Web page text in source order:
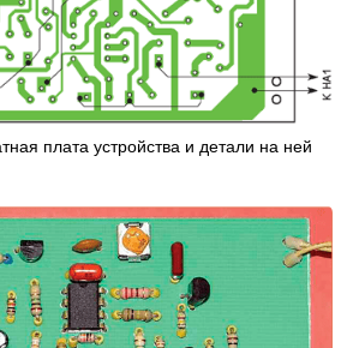
плата устройства и детали на ней